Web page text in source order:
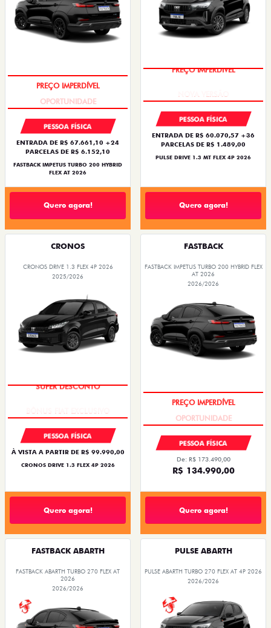
PREÇO IMPERDÍVEL
PESSOA FÍSICA
ENTRADA DE R$ 67.661,10 +24
PARCELAS DE R$ 6.152,10
FASTBACK IMPETUS TURBO 200 HYBRID
FLEX AT 2026
Quero agora!
PREÇO IMPERDÍVEL
PESSOA FÍSICA
ENTRADA DE R$ 60.070,57 +36
PARCELAS DE R$ 1.489,00
PULSE DRIVE 1.3 MT FLEX 4P 2026
Quero agora!
CRONOS
CRONOS DRIVE 1.3 FLEX 4P 2026
2025/2026
SUPER DESCONTO
PESSOA FÍSICA
À VISTA A PARTIR DE R$ 99.990,00
CRONOS DRIVE 1.3 FLEX 4P 2026
Quero agora!
FASTBACK
FASTBACK IMPETUS TURBO 200 HYBRID FLEX
AT 2026
2026/2026
PREÇO IMPERDÍVEL
PESSOA FÍSICA
De: R$ 173.490,00
R$ 134.990,00
Quero agora!
FASTBACK ABARTH
FASTBACK ABARTH TURBO 270 FLEX AT
2026
2026/2026
PULSE ABARTH
PULSE ABARTH TURBO 270 FLEX AT 4P 2026
2026/2026